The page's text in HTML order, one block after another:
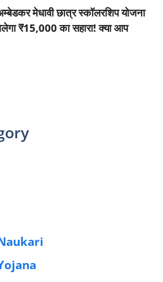
मेधावी छात्र स्कॉलरशिप योजना
₹15,000 का सहारा! क्या आप